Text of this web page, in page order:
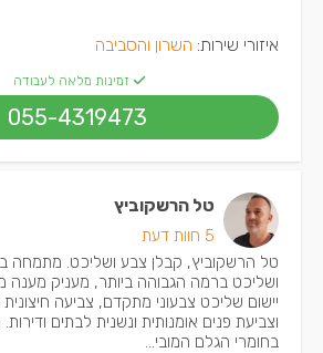
איזורי שירות: השרון והסביבה
זמינות מלאה לעבודה
055-4319473
טל הרשקוביץ
5 חוות דעת
טל הרשקוביץ, קבלן צבע ושליכט. מתמחה
ושליכט ברמה הגבוהה ביותר, מעניק מענה
יישום שליכט צבעוני מתקדם, צביעה
וצביעת פנים אומנותית ונשנית לבתים
בחומרי הגלם המובי...